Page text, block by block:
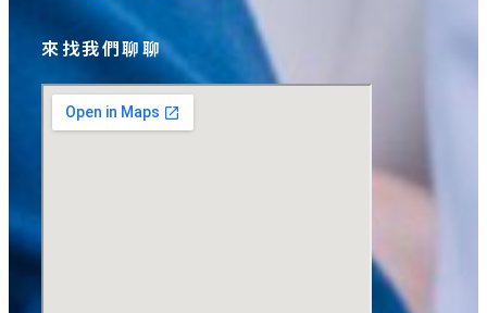
來找我們聊聊